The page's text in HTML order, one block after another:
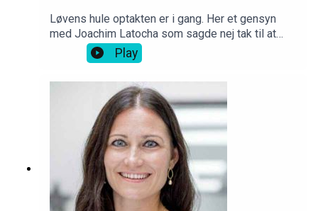
Løvens hule optakten er i gang. Her et gensyn
med Joachim Latocha som sagde nej tak til at
sælge Barons til Jesper Buch mod ejerskab i
Shaping New Tomorrow.
Play